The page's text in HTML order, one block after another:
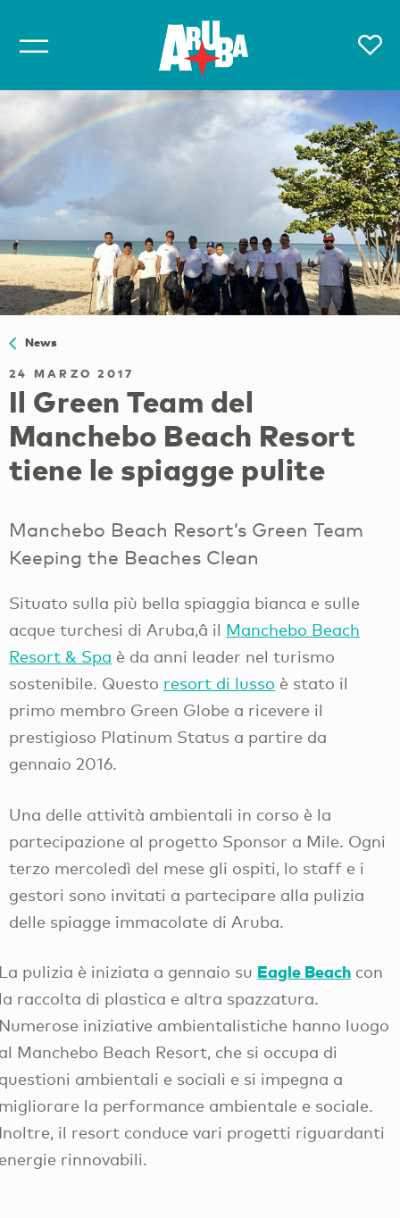
News
24 MARZO 2017
Il Green Team del
Manchebo Beach Resort
tiene le spiagge pulite
Manchebo Beach Resort’s Green Team
Keeping the Beaches Clean
Situato sulla più bella spiaggia bianca e sulle
acque turchesi di Aruba,â il Manchebo Beach
Resort & Spa è da anni leader nel turismo
sostenibile. Questo resort di lusso è stato il
primo membro Green Globe a ricevere il
prestigioso Platinum Status a partire da
gennaio 2016.
Una delle attività ambientali in corso è la
partecipazione al progetto Sponsor a Mile. Ogni
terzo mercoledì del mese gli ospiti, lo staff e i
gestori sono invitati a partecipare alla pulizia
delle spiagge immacolate di Aruba.
pulizia è iniziata a gennaio su Eagle Beach con
raccolta di plastica e altra spazzatura.
iniziative ambientalistiche hanno luogo
Manchebo Beach Resort, che si occupa di
ambientali e sociali e si impegna a
la performance ambientale e sociale.
il resort conduce vari progetti riguardanti
rinnovabili.